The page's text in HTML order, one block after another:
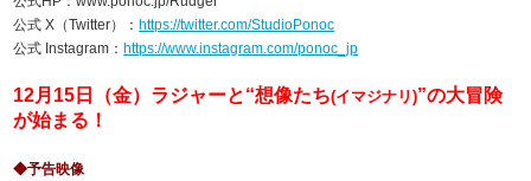
公式 X（Twitter）：https://twitter.com/StudioPonoc
公式 Instagram：https://www.instagram.com/ponoc_jp
12月15日（金）ラジャーと“想像たち(イマジナリ)”の大冒険
が始まる！
◆予告映像